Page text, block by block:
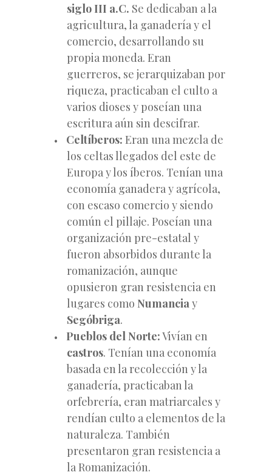
siglo III a.C. Se dedicaban a la
agricultura, la ganadería y el
comercio, desarrollando su
propia moneda. Eran
guerreros, se jerarquizaban por
riqueza, practicaban el culto a
varios dioses y poseían una
escritura aún sin descifrar.
Celtíberos: Eran una mezcla de
los celtas llegados del este de
Europa y los íberos. Tenían una
economía ganadera y agrícola,
con escaso comercio y siendo
común el pillaje. Poseían una
organización pre-estatal y
fueron absorbidos durante la
romanización, aunque
opusieron gran resistencia en
lugares como Numanciay
Segóbriga.
Pueblos del Norte:Vivían en
castros. Tenían una economía
basada en la recolección y la
ganadería, practicaban la
orfebrería, eran matriarcales y
rendían culto a elementos de la
naturaleza. También
presentaron gran resistencia a
la Romanización.